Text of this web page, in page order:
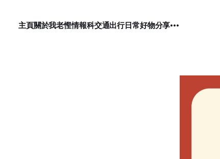
主頁關於我老慳情報科交通出行日常好物分享